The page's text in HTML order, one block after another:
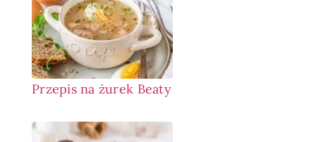
Przepis na żurek Beaty